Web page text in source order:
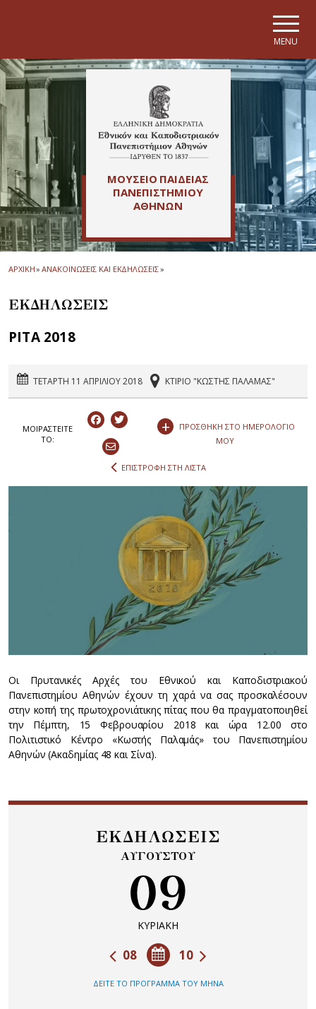
MENU
ΜΟΥΣΕΙΟ ΠΑΙΔΕΙΑΣ
ΠΑΝΕΠΙΣΤΗΜΙΟΥ
ΑΘΗΝΩΝ
ΑΡΧΙΚΗ» ΑΝΑΚΟΙΝΩΣΕΙΣ ΚΑΙ ΕΚΔΗΛΩΣΕΙΣ»
ΕΚΔΗΛΩΣΕΙΣ
PITA 2018
ΤΕΤΑΡΤΗ 11 ΑΠΡΙΛΙΟΥ 2018 ΚΤΙΡΙΟ "ΚΩΣΤΗΣ ΠΑΛΑΜΑΣ"
ΜΟΙΡΑΣΤEIΤΕ
ΤΟ:
+
ΠΡΟΣΘΗΚΗ ΣΤΟ ΗΜΕΡΟΛΟΓΙΟ
ΜΟΥ
ΕΠΙΣΤΡΟΦΗ ΣΤΗ ΛΙΣΤΑ
Οι Πρυτανικές Αρχές του Εθνικού και Καποδιστριακού
Πανεπιστημίου Αθηνών έχουν τη χαρά να σας προσκαλέσουν
στην κοπή της πρωτοχρονιάτικης πίτας που θα πραγματοποιηθεί
την Πέμπτη, 15 Φεβρουαρίου 2018 και ώρα 12.00 στο
Πολιτιστικό Κέντρο «Κωστής Παλαμάς» του Πανεπιστημίου
Αθηνών (Ακαδημίας 48 και Σίνα).
ΕΚΔΗΛΩΣΕΙΣ
ΑΥΓΟΥΣΤΟΥ
09
ΚΥΡΙΑΚΗ
10
08
ΔΕΙΤΕ ΤΟ ΠΡΟΓΡΑΜΜΑ ΤΟΥ ΜΗΝΑ